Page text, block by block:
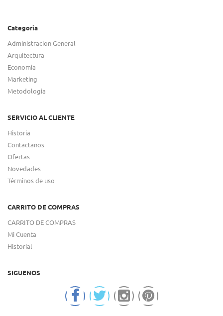
Categoria
Administracion General
Arquitectura
Economia
Marketing
Metodologia
SERVICIO AL CLIENTE
Historia
Contactanos
Ofertas
Novedades
Términos de uso
CARRITO DE COMPRAS
CARRITO DE COMPRAS
Mi Cuenta
Historial
SIGUENOS